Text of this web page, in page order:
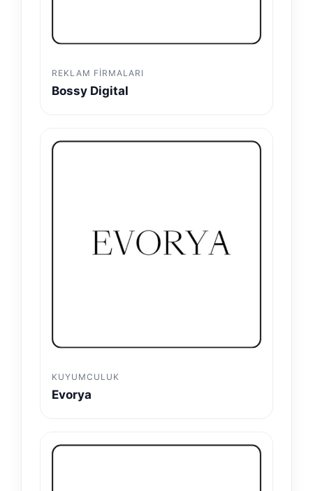
REKLAM FIRMALARI
Bossy Digital
KUYUMCULUK
Evorya